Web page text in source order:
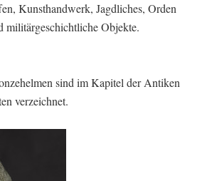
Kunsthandwerk, Jagdliches, Orden
militärgeschichtliche Objekte.
sind im Kapitel der Antiken
verzeichnet.